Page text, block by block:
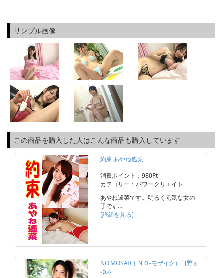
サンプル画像
この商品を購入した人はこんな商品も購入しています
約束 あやね遙菜
消費ポイント：980Pt
カテゴリー：パワークリエイト
あやね遙菜です。明るく元気な女の
子です…
[詳細を見る]
NO MOSAIC( ＮＯ-モザイク）日野ま
ゆみ